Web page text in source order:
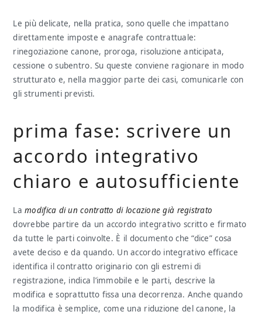
Le più delicate, nella pratica, sono quelle che impattano
direttamente imposte e anagrafe contrattuale:
rinegoziazione canone, proroga, risoluzione anticipata,
cessione o subentro. Su queste conviene ragionare in modo
strutturato e, nella maggior parte dei casi, comunicarle con
gli strumenti previsti.
prima fase: scrivere un
accordo integrativo
chiaro e autosufficiente
Lamodifica di un contratto di locazione già registrato
dovrebbe partire da un accordo integrativo scritto e firmato
da tutte le parti coinvolte. È il documento che “dice” cosa
avete deciso e da quando. Un accordo integrativo efficace
identifica il contratto originario con gli estremi di
registrazione, indica l’immobile e le parti, descrive la
modifica e soprattutto fissa una decorrenza. Anche quando
la modifica è semplice, come una riduzione del canone, la